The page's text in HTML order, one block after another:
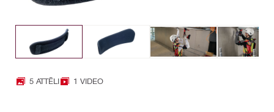
5 ATTĒLI 1 VIDEO